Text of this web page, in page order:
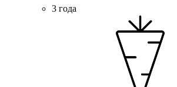
3 года